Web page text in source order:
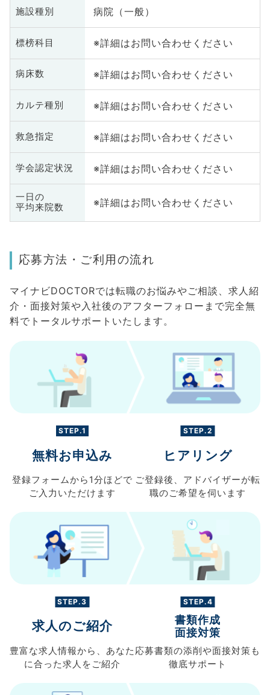
施設種別 病院（一般）
標榜科目 ※詳細はお問い合わせください
病床数 ※詳細はお問い合わせください
カルテ種別 ※詳細はお問い合わせください
救急指定 ※詳細はお問い合わせください
学会認定状況 ※詳細はお問い合わせください
一日の
平均来院数
※詳細はお問い合わせください
応募方法・ご利用の流れ
マイナビDOCTORでは転職のお悩みやご相談、求人紹
介・面接対策や入社後のアフターフォローまで完全無
料でトータルサポートいたします。
STEP.1
無料お申込み
登録フォームから 1分ほどで
ご入力 いただけます
STEP.2
ヒアリング
ご登録後、 アドバイザーが転
職のご希望を伺います
STEP.3
求人のご紹介
豊富な求人情報から、 あなた
に合った求人を ご紹介
STEP.4
書類作成
面接対策
応募書類の添削や面接対策も
徹底サポート